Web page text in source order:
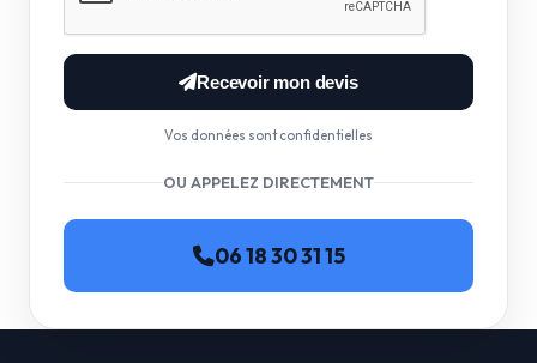
Recevoir mon devis
Vos données sont confidentielles
OU APPELEZ DIRECTEMENT
06 18 30 31 15